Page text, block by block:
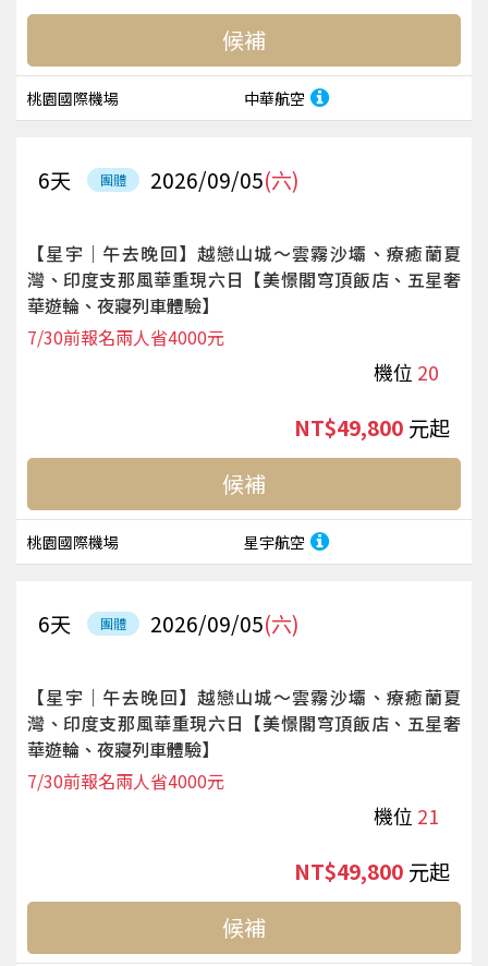
桃園國際機場 中華航空
候補
團體 2026/09/05(六)
6天
【星宇｜午去晚回】越戀山城～雲霧沙壩、療癒蘭夏
灣、印度支那風華重現六日【美憬閣穹頂飯店、五星奢
華遊輪、夜寢列車體驗】
機位 20
7/30前報名兩人省4000元
桃園國際機場 星宇航空
NT$49,800 起
候補
團體 2026/09/05(六)
6天
【星宇｜午去晚回】越戀山城～雲霧沙壩、療癒蘭夏
灣、印度支那風華重現六日【美憬閣穹頂飯店、五星奢
華遊輪、夜寢列車體驗】
機位 21
7/30前報名兩人省4000元
NT$49,800 起
候補